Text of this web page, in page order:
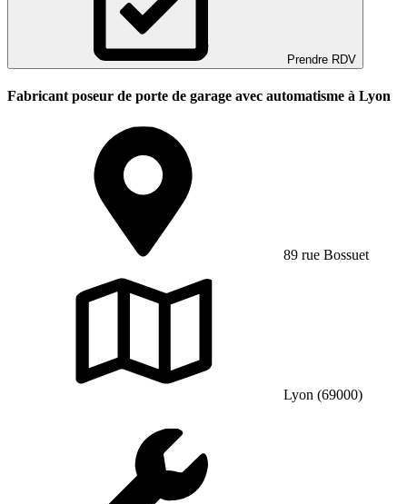
Prendre RDV
Fabricant poseur de porte de garage avec automatisme à Lyon
89 rue Bossuet
Lyon (69000)